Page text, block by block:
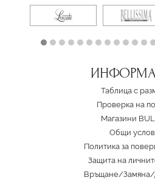
Таблица с
Проверка на
Магазини
Oбщи
Политика за
Защита на
Връщане/Замяна/